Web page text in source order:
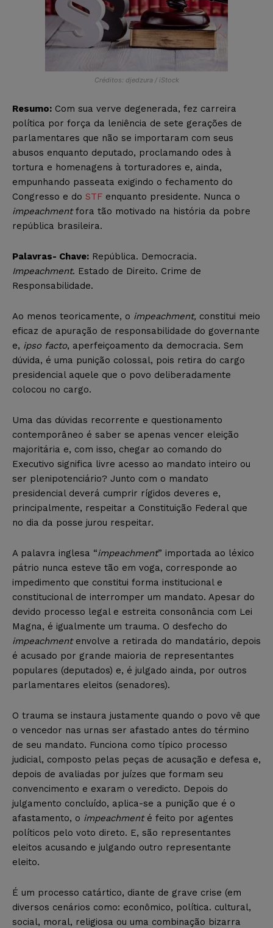
Créditos: djedzura / iStock
Resumo: Com sua verve degenerada, fez carreira
política por força da leniência de sete gerações de
parlamentares que não se importaram com seus
abusos enquanto deputado, proclamando odes à
tortura e homenagens à torturadores e, ainda,
empunhando passeata exigindo o fechamento do
Congresso e do STF enquanto presidente. Nunca o
impeachmentfora tão motivado na história da pobre
república brasileira.
Palavras- Chave: República. Democracia.
Impeachment. Estado de Direito. Crime de
Responsabilidade.
Ao menos teoricamente, o impeachment, constitui meio
eficaz de apuração de responsabilidade do governante
e, ipso facto, aperfeiçoamento da democracia. Sem
dúvida, é uma punição colossal, pois retira do cargo
presidencial aquele que o povo deliberadamente
colocou no cargo.
Uma das dúvidas recorrente e questionamento
contemporâneo é saber se apenas vencer eleição
majoritária e, com isso, chegar ao comando do
Executivo significa livre acesso ao mandato inteiro ou
ser plenipotenciário? Junto com o mandato
presidencial deverá cumprir rígidos deveres e,
principalmente, respeitar a Constituição Federal que
no dia da posse jurou respeitar.
A palavra inglesa “impeachment” importada ao léxico
pátrio nunca esteve tão em voga, corresponde ao
impedimento que constitui forma institucional e
constitucional de interromper um mandato. Apesar do
devido processo legal e estreita consonância com Lei
Magna, é igualmente um trauma. O desfecho do
impeachment envolve a retirada do mandatário, depois
é acusado por grande maioria de representantes
populares (deputados) e, é julgado ainda, por outros
parlamentares eleitos (senadores).
O trauma se instaura justamente quando o povo vê que
o vencedor nas urnas ser afastado antes do término
de seu mandato. Funciona como típico processo
judicial, composto pelas peças de acusação e defesa e,
depois de avaliadas por juízes que formam seu
convencimento e exaram o veredicto. Depois do
julgamento concluído, aplica-se a punição que é o
afastamento, o impeachment é feito por agentes
políticos pelo voto direto. E, são representantes
eleitos acusando e julgando outro representante
eleito.
É um processo catártico, diante de grave crise (em
diversos cenários como: econômico, política. cultural,
social, moral, religiosa ou uma combinação bizarra